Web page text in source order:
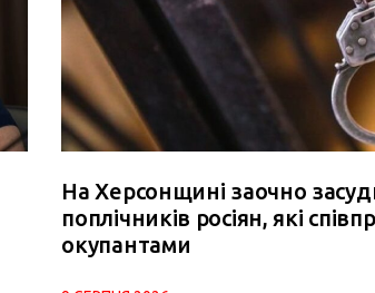
На Херсонщині заочно
поплічників росіян, які
окупантами